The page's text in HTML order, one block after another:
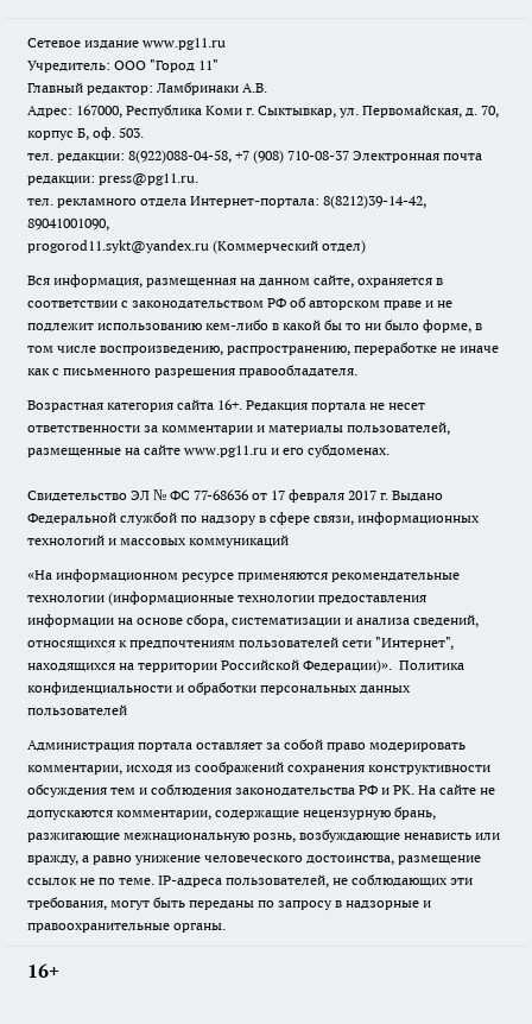
Сетевое издание www.pg11.ru
Учредитель: ООО "Город 11"
Главный редактор: Ламбринаки А.В.
Адрес: 167000, Республика Коми г. Сыктывкар, ул. Первомайская, д. 70,
корпус Б, оф. 503.
тел. редакции: 8(922)088-04-58, +7 (908) 710-08-37 Электронная почта
редакции: press@pg11.ru.
тел. рекламного отдела Интернет-портала: 8(8212)39-14-42,
89041001090,
progorod11.sykt@yandex.ru (Коммерческий отдел)
Вся информация, размещенная на данном сайте, охраняется в
соответствии с законодательством РФ об авторском праве и не
подлежит использованию кем-либо в какой бы то ни было форме, в
том числе воспроизведению, распространению, переработке не иначе
как с письменного разрешения правообладателя.
Возрастная категория сайта 16+. Редакция портала не несет
ответственности за комментарии и материалы пользователей,
размещенные на сайте www.pg11.ru и его субдоменах.
Свидетельство ЭЛ № ФС 77-68636 от 17 февраля 2017 г. Выдано
Федеральной службой по надзору в сфере связи, информационных
технологий и массовых коммуникаций
«На информационном ресурсе применяются рекомендательные
технологии (информационные технологии предоставления
информации на основе сбора, систематизации и анализа сведений,
относящихся к предпочтениям пользователей сети "Интернет",
находящихся на территории Российской Федерации)». Политика
конфиденциальности и обработки персональных данных
пользователей
Администрация портала оставляет за собой право модерировать
комментарии, исходя из соображений сохранения конструктивности
обсуждения тем и соблюдения законодательства РФ и РК. На сайте не
допускаются комментарии, содержащие нецензурную брань,
разжигающие межнациональную рознь, возбуждающие ненависть или
вражду, а равно унижение человеческого достоинства, размещение
ссылок не по теме. IP-адреса пользователей, не соблюдающих эти
требования, могут быть переданы по запросу в надзорные и
правоохранительные органы.
16+